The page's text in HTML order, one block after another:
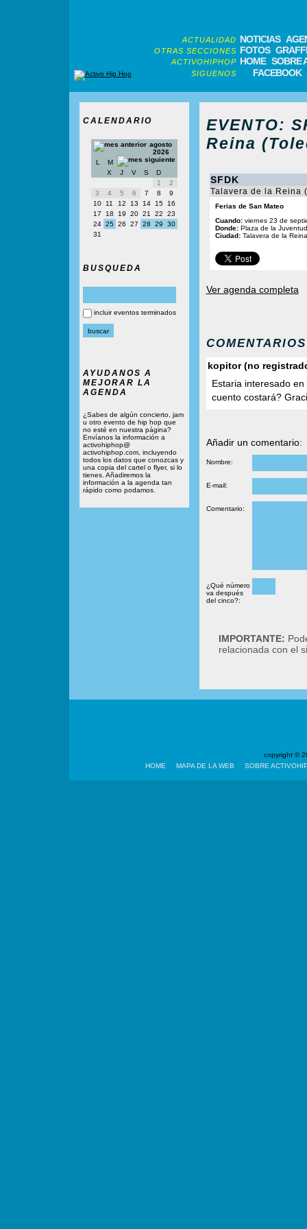
ACTUALIDAD NOTICIAS
OTRAS SECCIONES FOTOS
ACTIVOHIPHOP HOME SOBRE
SIGUENOS FACEBOOK
CALENDARIO
agosto
2026
L
M
X
J V S
D
1
2
3
4 5 6 7 8
9
10
11 12 13 14 15
16
17
18 19 20 21 22
23
24 25 26 27 28 29
30
31
BUSQUEDA
incluir eventos terminados
AYUDANOS A
MEJORAR LA
AGENDA
¿Sabes de algún concierto, jam
u otro evento de hip hop que
no esté en nuestra página?
Envíanos la información a
activohiphop@
activohiphop.com, incluyendo
todos los datos que conozcas y
una copia del cartel o flyer, si lo
tienes. Añadiremos la
información a la agenda tan
rápido como podamos.
EVENTO:
Reina
SFDK
Talavera de la Reina
Ferias de San Mateo
Cuando:viernes 23 de
Donde:Plaza de la Juventud
Ciudad:Talavera de la
Ver agenda completa
COMENTARIOS
kopitor (no
Estaria interesado
cuento costará?
Añadir un comentario:
Nombre:
E-mail:
Comentario:
¿Qué número
va después
del cinco?:
IMPORTANTE:
relacionada con el
copyright ©
HOME
MAPA DE LA WEB SOBRE